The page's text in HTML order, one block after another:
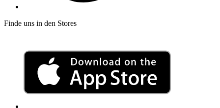
Finde uns in den Stores